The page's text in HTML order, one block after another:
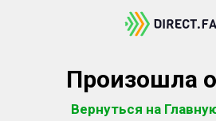
Произошла
Вернуться на